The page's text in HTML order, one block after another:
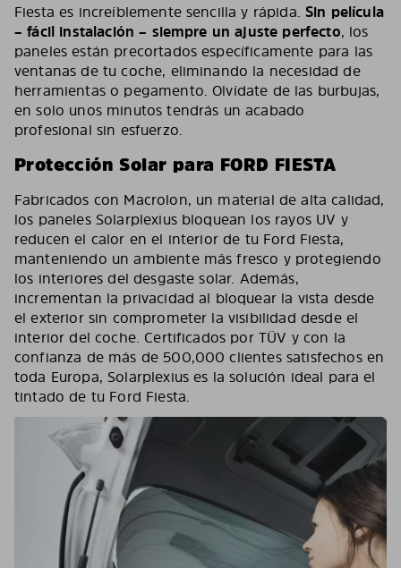
Fiesta es increíblemente sencilla y rápida.Sin película
– fácil instalación – siempre un ajuste perfecto, los
paneles están precortados específicamente para las
ventanas de tu coche, eliminando la necesidad de
herramientas o pegamento. Olvídate de las burbujas,
en solo unos minutos tendrás un acabado
profesional sin esfuerzo.
Protección Solar para FORD FIESTA
Fabricados con Macrolon, un material de alta calidad,
los paneles Solarplexius bloquean los rayos UV y
reducen el calor en el interior de tu Ford Fiesta,
manteniendo un ambiente más fresco y protegiendo
los interiores del desgaste solar. Además,
incrementan la privacidad al bloquear la vista desde
el exterior sin comprometer la visibilidad desde el
interior del coche. Certificados por TÜV y con la
confianza de más de 500,000 clientes satisfechos en
toda Europa, Solarplexius es la solución ideal para el
tintado de tu Ford Fiesta.